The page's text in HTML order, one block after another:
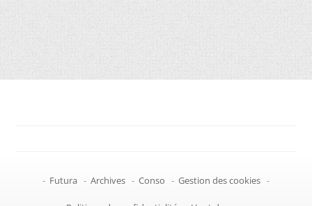
- Futura - Archives - Conso - Gestion des cookies -